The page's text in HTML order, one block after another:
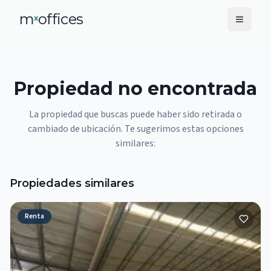
mxoffices
Propiedad no encontrada
La propiedad que buscas puede haber sido retirada o
cambiado de ubicación. Te sugerimos estas opciones
similares:
Propiedades similares
Renta